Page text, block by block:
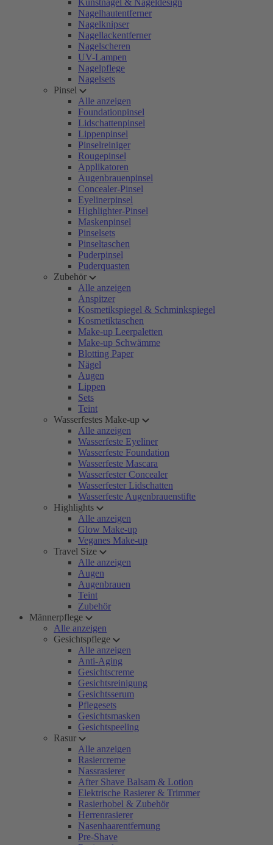
Kunstnägel & Nageldesign
Nagelhautentferner
Nagelknipser
Nagellackentferner
Nagelscheren
UV-Lampen
Nagelpflege
Nagelsets
Pinsel
Alle anzeigen
Foundationpinsel
Lidschattenpinsel
Lippenpinsel
Pinselreiniger
Rougepinsel
Applikatoren
Augenbrauenpinsel
Concealer-Pinsel
Eyelinerpinsel
Highlighter-Pinsel
Maskenpinsel
Pinselsets
Pinseltaschen
Puderpinsel
Puderquasten
Zubehör
Alle anzeigen
Anspitzer
Kosmetikspiegel & Schminkspiegel
Kosmetiktaschen
Make-up Leerpaletten
Make-up Schwämme
Blotting Paper
Nägel
Augen
Lippen
Sets
Teint
Wasserfestes Make-up
Alle anzeigen
Wasserfeste Eyeliner
Wasserfeste Foundation
Wasserfeste Mascara
Wasserfester Concealer
Wasserfester Lidschatten
Wasserfeste Augenbrauenstifte
Highlights
Alle anzeigen
Glow Make-up
Veganes Make-up
Travel Size
Alle anzeigen
Augen
Augenbrauen
Teint
Zubehör
Männerpflege
Alle anzeigen
Gesichtspflege
Alle anzeigen
Anti-Aging
Gesichtscreme
Gesichtsreinigung
Gesichtsserum
Pflegesets
Gesichtsmasken
Gesichtspeeling
Rasur
Alle anzeigen
Rasiercreme
Nassrasierer
After Shave Balsam & Lotion
Elektrische Rasierer & Trimmer
Rasierhobel & Zubehör
Herrenrasierer
Nasenhaarentfernung
Pre-Shave